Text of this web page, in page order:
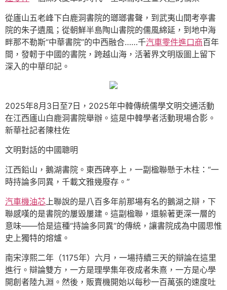
從廬山五老峰下白鹿洞書院的瑯瑯書聲，到武夷山間考亭書
院的朱子遺風；從朝鮮半島陶山書院的儒風綿延，到地中海
畔那不勒斯“中華書院”的中西融合……千汽車零件進口商百年
間，發軔于中國的書院，跨越山海，活著界文明版圖上留下
深入的中華印記。
2025年8月3日至7日，2025年中韓傳統儒學文明交通活動
在江西廬山白鹿洞書院舉辦。這是中韓學者活動現場合影。
新華社記者陳柱佐
文明對話的中國聰明
江西鉛山，鵝湖書院。東西碑亭上，一副楹聯懸于木柱：“一
時持論多同異，千載文雅幾廢存。”
汽車機油芯上聯說的是八百多年前那場有名的鵝湖之辯，下
聯感嘆的是書院的屢毀屢建。這副楹聯，還躲著更深一層的
意味——恰是這種“持論多同異”的傳統，讓書院成為中國思惟
史上獨特的熔爐。
南宋淳熙二年（1175年）六月，一場持續三天的辯論在這里
進行。辯論雙方，一方是理學集年夜成者朱熹，一方是心學
開創者陸九淵。然後，販賣機開始以每秒一百萬張的速度吐